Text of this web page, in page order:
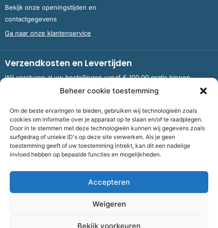
Beheer cookie toestemming
Om de beste ervaringen te bieden, gebruiken wij technologieën zoals
cookies om informatie over je apparaat op te slaan en/of te raadplegen.
Door in te stemmen met deze technologieën kunnen wij gegevens zoals
surfgedrag of unieke ID's op deze site verwerken. Als je geen
toestemming geeft of uw toestemming intrekt, kan dit een nadelige
invloed hebben op bepaalde functies en mogelijkheden.
Accepteren
Weigeren
Bekijk voorkeuren
Bekijk onze openingstijden en
contactgegevens
Ga naar onze klantenservice
Verzendkosten en Levertijden
Wij versturen al uw bestellingen vanaf € 100,00 gratis binnen
Nederland en België.
Meer informatie over verzendkosten en levertijden
Bank NL09 RABO 0326 5083 92 ten name van Stichting OddFellows
Fiscaalnummer
Cookies| Privacy